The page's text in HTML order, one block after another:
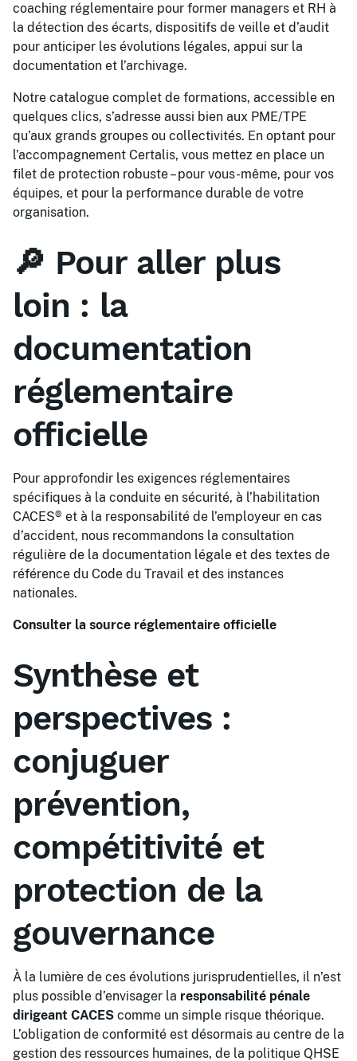
coaching réglementaire pour former managers et RH à
la détection des écarts, dispositifs de veille et d’audit
pour anticiper les évolutions légales, appui sur la
documentation et l’archivage.
Notre catalogue complet de formations, accessible en
quelques clics, s’adresse aussi bien aux PME/TPE
qu’aux grands groupes ou collectivités. En optant pour
l’accompagnement Certalis, vous mettez en place un
filet de protection robuste – pour vous-même, pour vos
équipes, et pour la performance durable de votre
organisation.
🔎 Pour aller plus
loin : la
documentation
réglementaire
officielle
Pour approfondir les exigences réglementaires
spécifiques à la conduite en sécurité, à l’habilitation
CACES® et à la responsabilité de l’employeur en cas
d’accident, nous recommandons la consultation
régulière de la documentation légale et des textes de
référence du Code du Travail et des instances
nationales.
Consulter la source réglementaire officielle
Synthèse et
perspectives :
conjuguer
prévention,
compétitivité et
protection de la
gouvernance
À la lumière de ces évolutions jurisprudentielles, il n’est
plus possible d’envisager la responsabilité pénale
dirigeant CACES comme un simple risque théorique.
L’obligation de conformité est désormais au centre de la
gestion des ressources humaines, de la politique QHSE